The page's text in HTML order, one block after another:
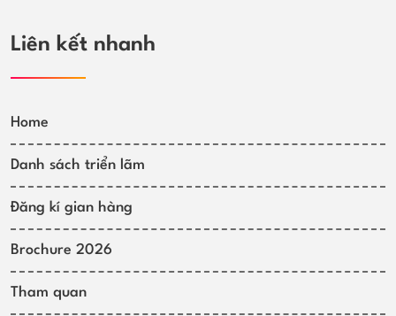
Liên kết nhanh
Home
Danh sách triển lãm
Đăng kí gian hàng
Brochure 2026
Tham quan